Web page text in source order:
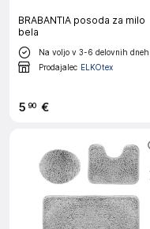
BRABANTIA posoda za milo
bela
Na voljo v 3-6 delovnih dneh
Prodajalec ELKOtex
5 90 €